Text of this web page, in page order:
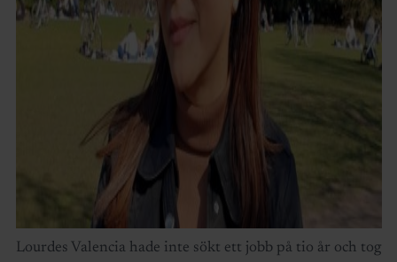
Lourdes Valencia hade inte sökt ett jobb på tio år och tog